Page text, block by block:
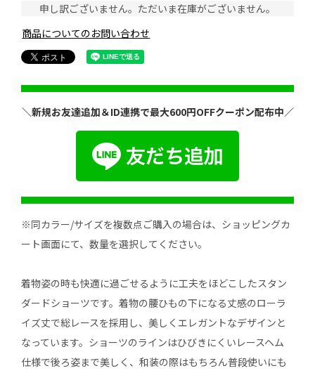
申し訳ございません。ただいま在庫がございません。
商品についてのお問い合わせ
＼新規お友達追加＆ID連携で最大600円OFFクーポン配布中／
※同カラー/サイズを複数点ご購入の場合は、ショッピングカ
ート画面にて、数量を選択してください。
着物姿の時も快適に過ごせるように工夫をほどこしたスタン
ダードショーツです。着物の腰ひもの下になる丈感のローラ
イズ丈で総レースを採用し、美しくエレガントなデザインと
なっています。ショーツのラインはひびきにくいレースヘム
仕様で後ろ姿まで美しく、和装の際はもちろん普段使いにも